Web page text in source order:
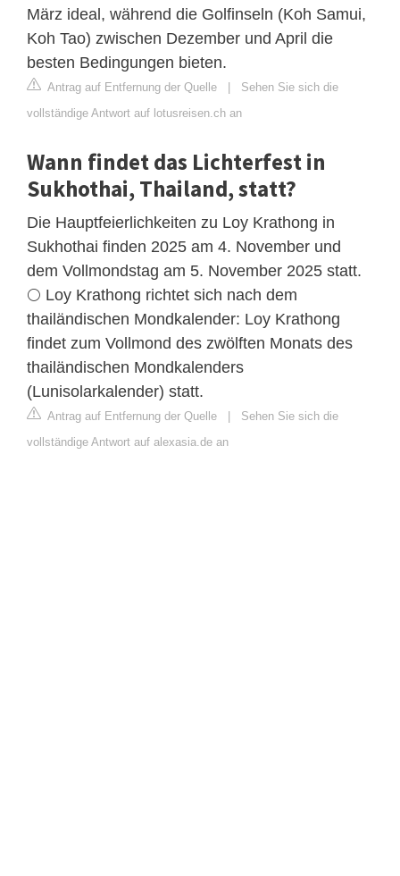
März ideal, während die Golfinseln (Koh Samui,
Koh Tao) zwischen Dezember und April die
besten Bedingungen bieten.
Antrag auf Entfernung der Quelle | Sehen Sie sich die
vollständige Antwort auf lotusreisen.ch an
Wann findet das Lichterfest in
Sukhothai, Thailand, statt?
Die Hauptfeierlichkeiten zu Loy Krathong in
Sukhothai finden 2025 am 4. November und
dem Vollmondstag am 5. November 2025 statt.
🌕 Loy Krathong richtet sich nach dem
thailändischen Mondkalender: Loy Krathong
findet zum Vollmond des zwölften Monats des
thailändischen Mondkalenders
(Lunisolarkalender) statt.
Antrag auf Entfernung der Quelle | Sehen Sie sich die
vollständige Antwort auf alexasia.de an